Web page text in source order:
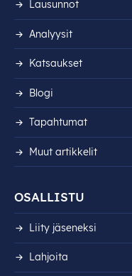
Lausunnot
Analyysit
Katsaukset
Blogi
Tapahtumat
Muut artikkelit
OSALLISTU
Liity jäseneksi
Lahjoita